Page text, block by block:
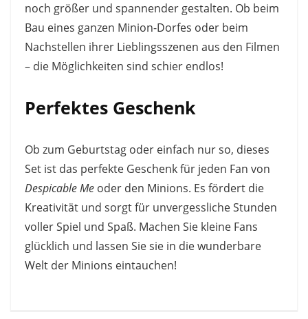
noch größer und spannender gestalten. Ob beim
Bau eines ganzen Minion-Dorfes oder beim
Nachstellen ihrer Lieblingsszenen aus den Filmen
– die Möglichkeiten sind schier endlos!
Perfektes Geschenk
Ob zum Geburtstag oder einfach nur so, dieses
Set ist das perfekte Geschenk für jeden Fan von
Despicable Me oder den Minions. Es fördert die
Kreativität und sorgt für unvergessliche Stunden
voller Spiel und Spaß. Machen Sie kleine Fans
glücklich und lassen Sie sie in die wunderbare
Welt der Minions eintauchen!